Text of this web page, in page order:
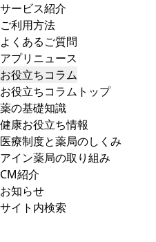
サービス紹介
ご利用方法
よくあるご質問
アプリニュース
お役立ちコラム
お役立ちコラムトップ
薬の基礎知識
健康お役立ち情報
医療制度と薬局のしくみ
アイン薬局の取り組み
CM紹介
お知らせ
サイト内検索